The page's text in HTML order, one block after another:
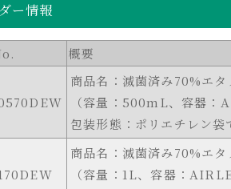
ー情報
概要
商品名：滅菌済み70%エ
（容量：500mL、容器：
包装形態：ポリエチレン袋
商品名：滅菌済み70%エ
（容量：1L、容器：